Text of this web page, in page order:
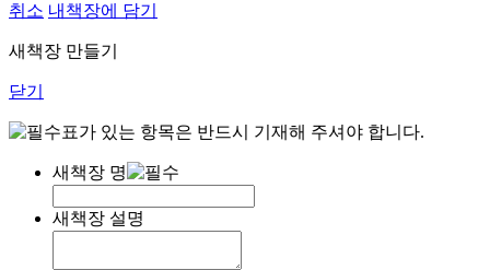
취소 내책장에 담기
새책장 만들기
닫기
표가 있는 항목은 반드시 기재해 주셔야 합니다.
새책장 명
새책장 설명